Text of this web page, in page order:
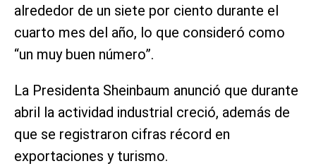
alrededor de un siete por ciento durante el
cuarto mes del año, lo que consideró como
“un muy buen número”.
La Presidenta Sheinbaum anunció que durante
abril la actividad industrial creció, además de
que se registraron cifras récord en
exportaciones y turismo.